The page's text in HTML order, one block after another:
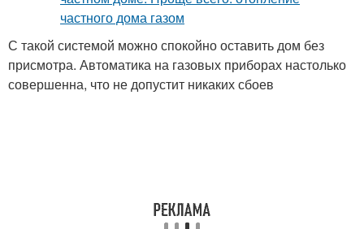
С такой системой можно спокойно оставить дом без
присмотра. Автоматика на газовых приборах настолько
совершенна, что не допустит никаких сбоев